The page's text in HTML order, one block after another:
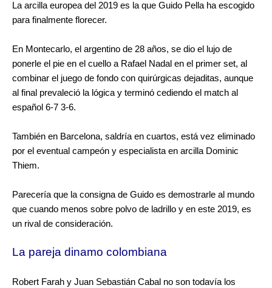
La arcilla europea del 2019 es la que Guido Pella ha escogido
para finalmente florecer.
En Montecarlo, el argentino de 28 años, se dio el lujo de
ponerle el pie en el cuello a Rafael Nadal en el primer set, al
combinar el juego de fondo con quirúrgicas dejaditas, aunque
al final prevaleció la lógica y terminó cediendo el match al
español 6-7 3-6.
También en Barcelona, saldría en cuartos, está vez eliminado
por el eventual campeón y especialista en arcilla Dominic
Thiem.
Parecería que la consigna de Guido es demostrarle al mundo
que cuando menos sobre polvo de ladrillo y en este 2019, es
un rival de consideración.
La pareja dinamo colombiana
Robert Farah y Juan Sebastián Cabal no son todavía los